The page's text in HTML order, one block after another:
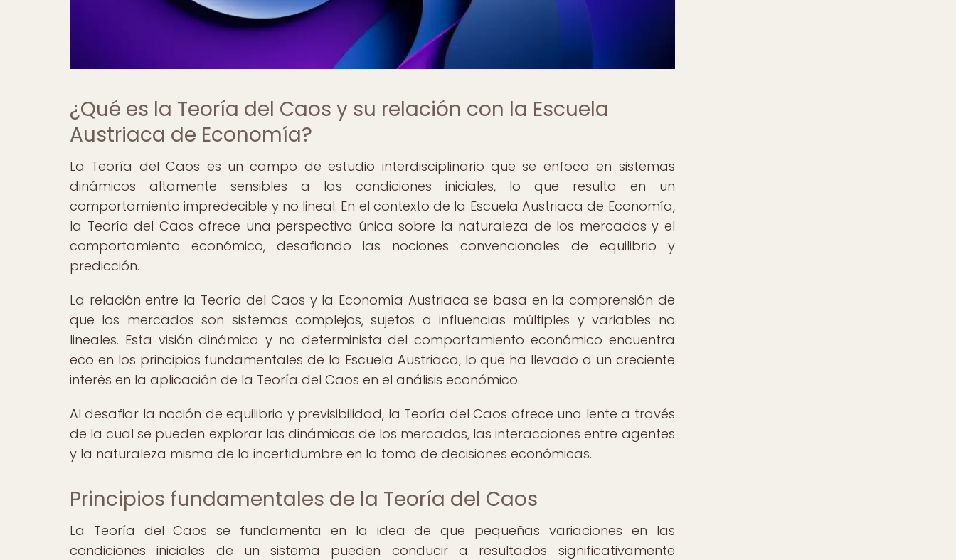
¿Qué es la Teoría del Caos y su relación con la Escuela
Austriaca de Economía?
La Teoría del Caos es un campo de estudio interdisciplinario que se enfoca en sistemas
dinámicos altamente sensibles a las condiciones iniciales, lo que resulta en un
comportamiento impredecible y no lineal. En el contexto de la Escuela Austriaca de Economía,
la Teoría del Caos ofrece una perspectiva única sobre la naturaleza de los mercados y el
comportamiento económico, desafiando las nociones convencionales de equilibrio y
predicción.
La relación entre la Teoría del Caos y la Economía Austriaca se basa en la comprensión de
que los mercados son sistemas complejos, sujetos a influencias múltiples y variables no
lineales. Esta visión dinámica y no determinista del comportamiento económico encuentra
eco en los principios fundamentales de la Escuela Austriaca, lo que ha llevado a un creciente
interés en la aplicación de la Teoría del Caos en el análisis económico.
Al desafiar la noción de equilibrio y previsibilidad, la Teoría del Caos ofrece una lente a través
de la cual se pueden explorar las dinámicas de los mercados, las interacciones entre agentes
y la naturaleza misma de la incertidumbre en la toma de decisiones económicas.
Principios fundamentales de la Teoría del Caos
La Teoría del Caos se fundamenta en la idea de que pequeñas variaciones en las
condiciones iniciales de un sistema pueden conducir a resultados significativamente